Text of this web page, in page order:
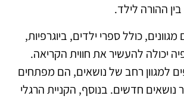
ההורה לילד.
כולל ספרי ילדים, ביוגרפיות,
יכולה להעשיר את חווית הקריאה.
למגוון רחב של נושאים, הם מפתחים
נושאים חדשים. בנוסף, הקניית הרגלי